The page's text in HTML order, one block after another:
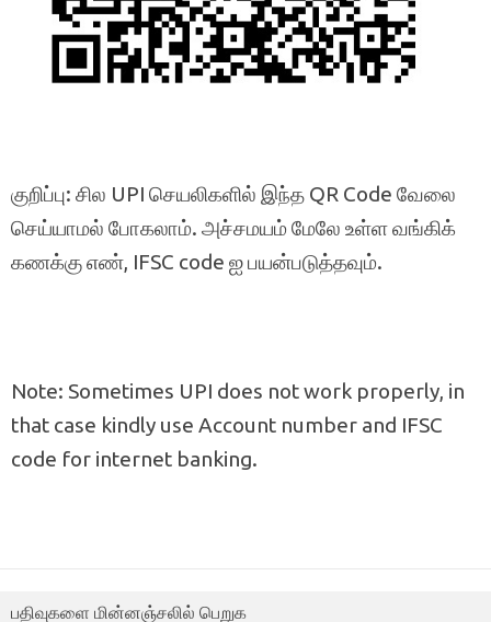
குறிப்பு: சில UPI செயலிகளில் இந்த QR Code வேலை
செய்யாமல் போகலாம். அச்சமயம் மேலே உள்ள வங்கிக்
கணக்கு எண், IFSC code ஐ பயன்படுத்தவும்.
Note: Sometimes UPI does not work properly, in
that case kindly use Account number and IFSC
code for internet banking.
பதிவுகளை மின்னஞ்சலில் பெறுக